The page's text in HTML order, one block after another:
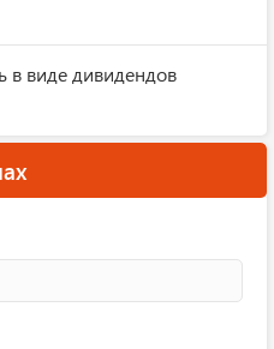
в виде дивидендов